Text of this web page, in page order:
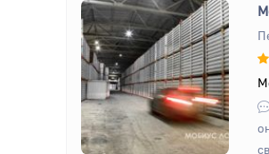
Назад Вперед